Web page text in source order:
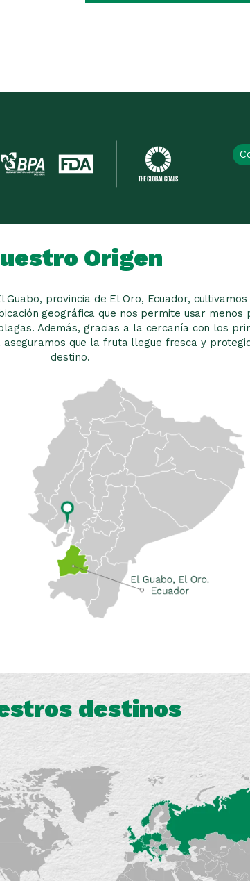
Origen
Guabo, provincia de El Oro, Ecuador,
geográfica que nos permite usar menos
Además, gracias a la cercanía con los
que la fruta llegue fresca y
destino.
destinos